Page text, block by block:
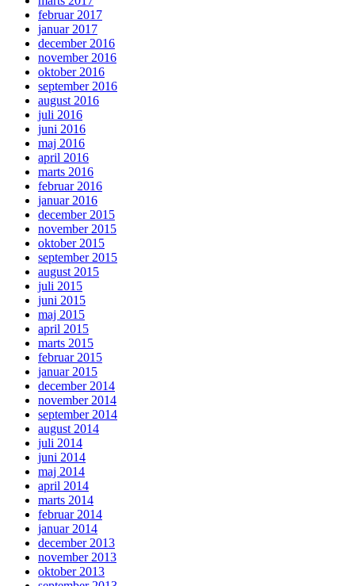
februar 2017
januar 2017
december 2016
november 2016
oktober 2016
september 2016
august 2016
juli 2016
juni 2016
maj 2016
april 2016
marts 2016
februar 2016
januar 2016
december 2015
november 2015
oktober 2015
september 2015
august 2015
juli 2015
juni 2015
maj 2015
april 2015
marts 2015
februar 2015
januar 2015
december 2014
november 2014
september 2014
august 2014
juli 2014
juni 2014
maj 2014
april 2014
marts 2014
februar 2014
januar 2014
december 2013
november 2013
oktober 2013